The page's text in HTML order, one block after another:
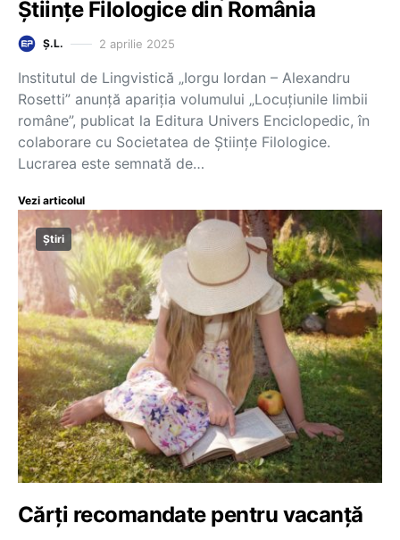
Științe Filologice din România
Ș.L. 2 aprilie 2025
Institutul de Lingvistică „Iorgu Iordan – Alexandru
Rosetti” anunță apariția volumului „Locuțiunile limbii
române”, publicat la Editura Univers Enciclopedic, în
colaborare cu Societatea de Științe Filologice.
Lucrarea este semnată de…
Vezi articolul
Știri
Cărți recomandate pentru vacanță